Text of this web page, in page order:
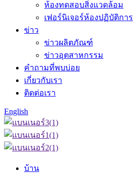
ห้องทดสอบสิ่งแวดล้อม
เฟอร์นิเจอร์ห้องปฏิบัติการ
ข่าว
ข่าวผลิตภัณฑ์
ข่าวอุตสาหกรรม
คำถามที่พบบ่อย
เกี่ยวกับเรา
ติดต่อเรา
English
บ้าน